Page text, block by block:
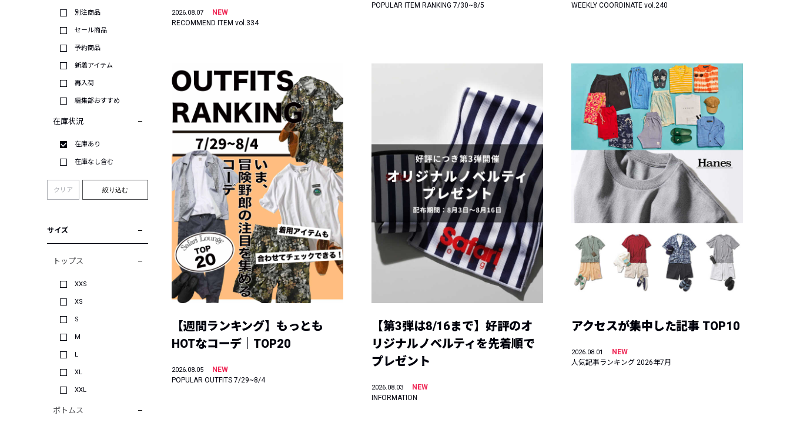
別注商品
セール商品
予約商品
新着アイテム
再入荷
編集部おすすめ
在庫状況
在庫あり
在庫なし含む
クリア 絞り込む
サイズ
トップス
XXS
XS
S
M
L
XL
XXL
ボトムス
2026.08.07
NEW
RECOMMEND ITEM vol.334
POPULAR ITEM RANKING 7/30~8/5
WEEKLY COORDINATE vol.240
【週間ランキング】もっとも
HOTなコーデ｜TOP20
2026.08.05
NEW
POPULAR OUTFITS 7/29~8/4
【第3弾は8/16まで】好評のオ
リジナルノベルティを先着順で
プレゼント
2026.08.03
NEW
INFORMATION
アクセスが集中した記事 TOP10
2026.08.01
NEW
人気記事ランキング 2026年7月